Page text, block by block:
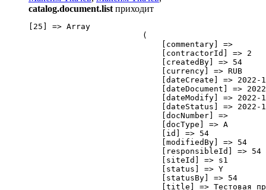
catalog.document.list приходит
[25] => Array
                        (
                            [commentary] =>
                            [contractorId] => 2
                            [createdBy] => 54
                            [currency] => RUB
[dateCreate] => 2022-
[dateDocument] =>
[dateModify] => 2022-
[dateStatus] => 2022-
                            [docNumber] =>
                            [docType] => A
                            [id] => 54
                            [modifiedBy] => 54
                            [responsibleId] => 54
                            [siteId] => s1
                            [status] => Y
                            [statusBy] => 54
[title] => Тестовая